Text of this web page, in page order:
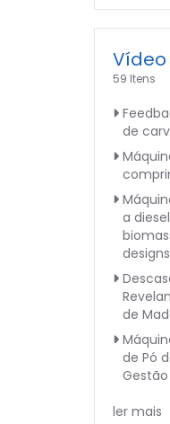
Vídeo
59 Itens
de
a
designs
de
de Pó
ler mais